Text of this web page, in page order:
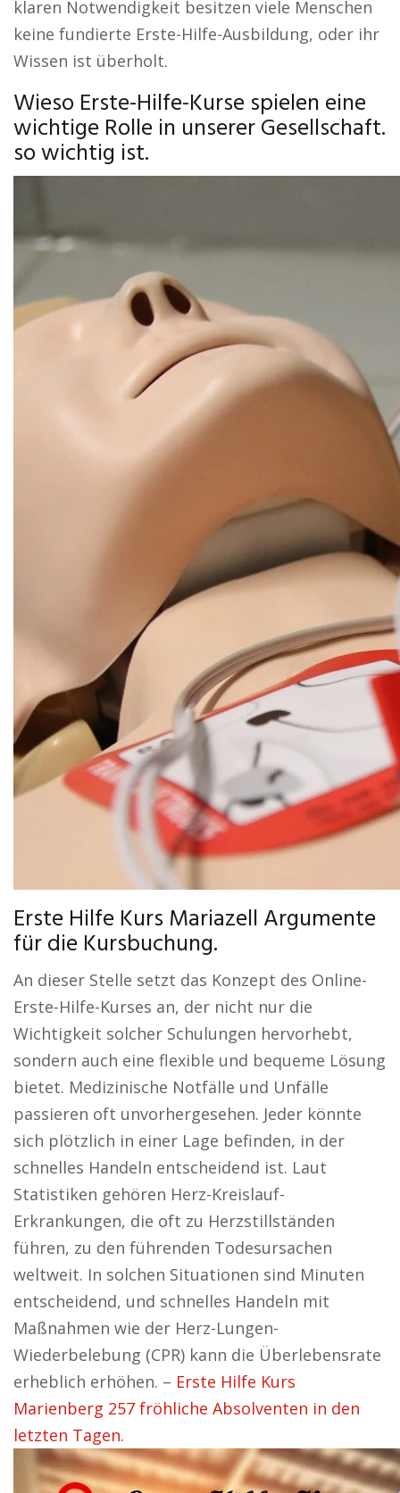
klaren Notwendigkeit besitzen viele Menschen
keine fundierte Erste-Hilfe-Ausbildung, oder ihr
Wissen ist überholt.
Wieso Erste-Hilfe-Kurse spielen eine
wichtige Rolle in unserer Gesellschaft.
so wichtig ist.
Erste Hilfe Kurs Mariazell Argumente
für die Kursbuchung.
An dieser Stelle setzt das Konzept des Online-
Erste-Hilfe-Kurses an, der nicht nur die
Wichtigkeit solcher Schulungen hervorhebt,
sondern auch eine flexible und bequeme Lösung
bietet. Medizinische Notfälle und Unfälle
passieren oft unvorhergesehen. Jeder könnte
sich plötzlich in einer Lage befinden, in der
schnelles Handeln entscheidend ist. Laut
Statistiken gehören Herz-Kreislauf-
Erkrankungen, die oft zu Herzstillständen
führen, zu den führenden Todesursachen
weltweit. In solchen Situationen sind Minuten
entscheidend, und schnelles Handeln mit
Maßnahmen wie der Herz-Lungen-
Wiederbelebung (CPR) kann die Überlebensrate
erheblich erhöhen. – Erste Hilfe Kurs
Marienberg 257 fröhliche Absolventen in den
letzten Tagen.